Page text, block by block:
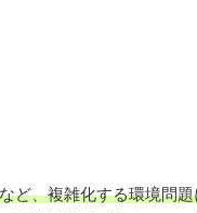
ど、複雑化する環境問